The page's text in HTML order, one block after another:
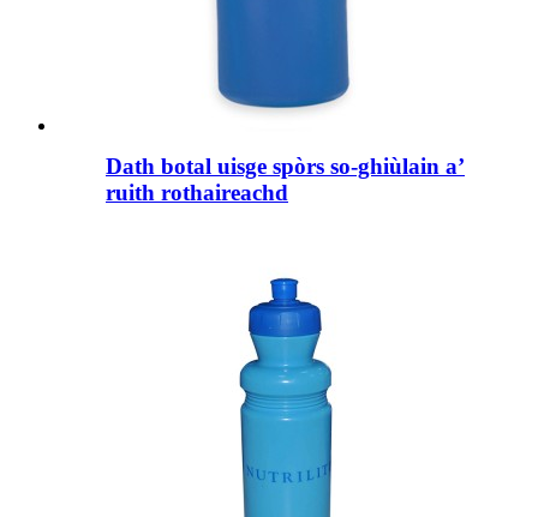
Dath botal uisge spòrs so-ghiùlain a’
ruith rothaireachd